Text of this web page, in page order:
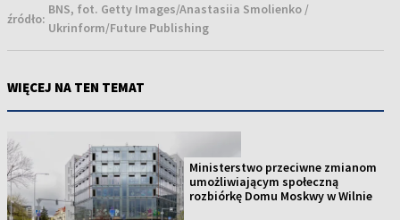
źródło:
BNS, fot. Getty Images/Anastasiia Smolienko /
Ukrinform/Future Publishing
WIĘCEJ NA TEN TEMAT
Ministerstwo przeciwne zmianom
umożliwiającym społeczną
rozbiórkę Domu Moskwy w Wilnie